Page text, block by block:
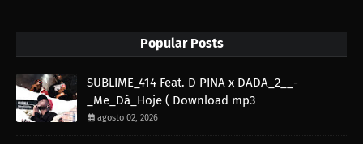
Popular Posts
SUBLIME_414 Feat. D PINA x DADA_2__-
_Me_Dá_Hoje ( Download mp3
agosto 02, 2026